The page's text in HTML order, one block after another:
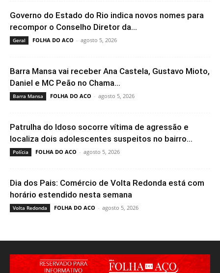
Governo do Estado do Rio indica novos nomes para
recompor o Conselho Diretor da...
Geral FOLHA DO ACO - agosto 5, 2026
Barra Mansa vai receber Ana Castela, Gustavo Mioto,
Daniel e MC Peão no Chama...
Barra Mansa FOLHA DO ACO - agosto 5, 2026
Patrulha do Idoso socorre vítima de agressão e
localiza dois adolescentes suspeitos no bairro...
Polícia FOLHA DO ACO - agosto 5, 2026
Dia dos Pais: Comércio de Volta Redonda está com
horário estendido nesta semana
Volta Redonda FOLHA DO ACO - agosto 5, 2026